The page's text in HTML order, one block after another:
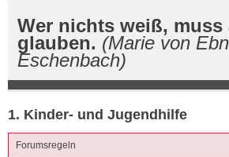
Wer nichts weiß, muss
glauben. (Marie von
Eschenbach)
1. Kinder- und Jugendhilfe
Forumsregeln